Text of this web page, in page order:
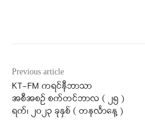
Previous article
KT-FM ကရင်နီဘာသာ
အစီအစဉ် စက်တင်ဘာလ ( ၂၅ )
ရက်၊ ၂၀၂၃ ခုနှစ် ( တနင်္လာနေ့ )